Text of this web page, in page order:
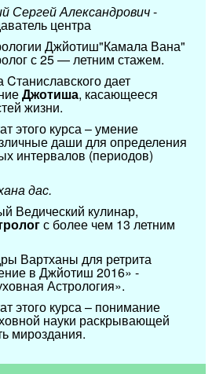
Сергей Александрович-
центра
Джйотиш"Камала Вана"
с 25 — летним стажем.
дает
Джотиша, касающееся
жизни.
этого курса – умение
даши для определения
интервалов (периодов)
дас.
Ведический кулинар,
с более чем 13 летним
Вартханы для ретрита
в Джйотиш 2016» -
Астрология».
этого курса – понимание
науки раскрывающей
мироздания.